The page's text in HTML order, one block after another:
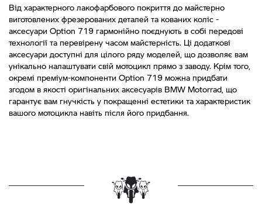
Від характерного лакофарбового покриття до майстерно
виготовлених фрезерованих деталей та кованих коліс -
аксесуари Option 719 гармонійно поєднують в собі передові
технології та перевірену часом майстерність. Ці додаткові
аксесуари доступні для цілого ряду моделей, що дозволяє вам
унікально налаштувати свій мотоцикл прямо з заводу. Крім того,
окремі преміум-компоненти Option 719 можна придбати
згодом в якості оригінальних аксесуарів BMW Motorrad, що
гарантує вам гнучкість у покращенні естетики та характеристик
вашого мотоцикла навіть після його придбання.